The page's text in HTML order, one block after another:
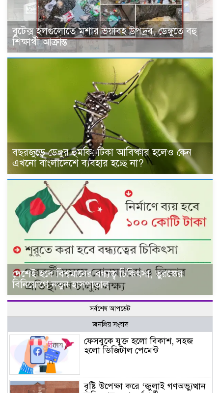
বুটেক্স হলগুলোতে মশার ভয়াবহ উপদ্রব, ডেঙ্গুতে বহু
শিক্ষার্থী আক্রান্ত
বছরজুড়ে ডেঙ্গুর হুমকি: টিকা আবিষ্কার হলেও কেন
এখনো বাংলাদেশে ব্যবহার হচ্ছে না?
দেশেই হবে বিশ্বমানের বন্ধ্যত্ব চিকিৎসা, তুরস্কের
বিনিয়োগে নতুন হাসপাতাল
সর্বশেষ আপডেট
জনপ্রিয় সংবাদ
ফেসবুকে যুক্ত হলো বিকাশ, সহজ
হলো ডিজিটাল পেমেন্ট
বৃষ্টি উপেক্ষা করে ‘জুলাই গণঅভ্যুত্থান